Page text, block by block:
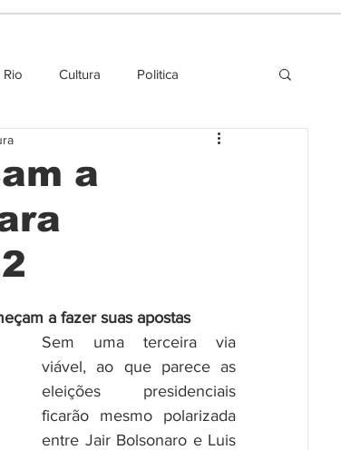
Cultura Politica
a
a fazer suas apostas
Sem uma terceira via
viável, ao que parece as
eleições presidenciais
ficarão mesmo polarizada
entre Jair Bolsonaro e Luis